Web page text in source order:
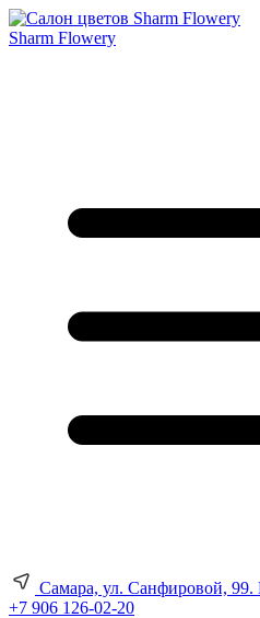
Sharm Flowery
Самара, ул. Санфировой, 99.
+7 906 126-02-20